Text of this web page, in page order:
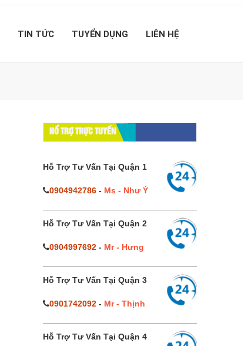
TIN TỨC TUYỂN DỤNG LIÊN HỆ
HỔ TRỢ TRỰC TUYẾN
Hỗ Trợ Tư Vấn Tại Quận 1
0904942786- Ms - Như Ý
Hỗ Trợ Tư Vấn Tại Quận 2
0904997692- Mr - Hưng
Hỗ Trợ Tư Vấn Tại Quận 3
0901742092- Mr - Thịnh
Hỗ Trợ Tư Vấn Tại Quận 4